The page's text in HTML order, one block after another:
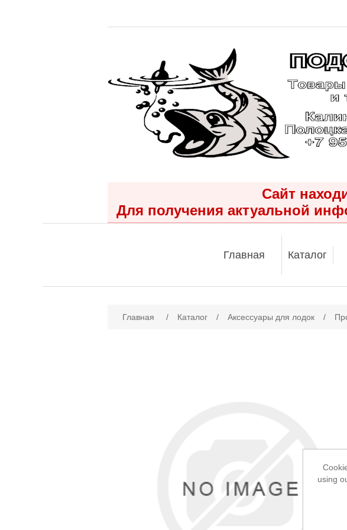
Сайт
Для получения актуальной
Главная Каталог
Главная / Каталог / Аксессуары для лодок /
using